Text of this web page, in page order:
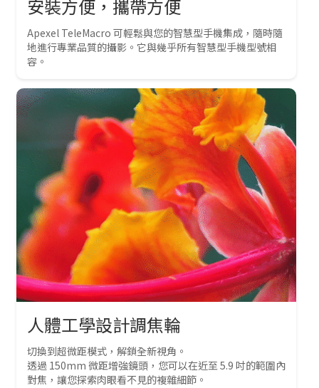
安裝方便，攜帶方便
Apexel TeleMacro 可輕鬆與您的智慧型手機集成，隨時隨
地進行專業品質的攝影。它與幾乎所有智慧型手機型號相
容。
人體工學設計調焦輪
切換到超微距模式，解鎖全新視角。
透過 150mm 微距增強鏡頭，您可以在近至 5.9 吋的範圍內
對焦，讓您探索肉眼看不見的複雜細節。